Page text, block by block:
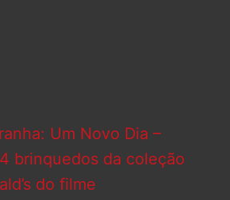
Um Novo Dia –
brinquedos da coleção
do filme